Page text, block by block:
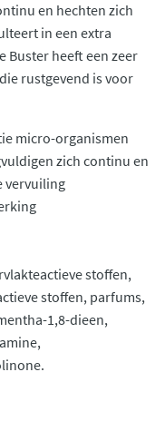
en hechten zich
in een extra
Buster heeft een zeer
rustgevend is voor
micro-organismen
zich continu en
vervuiling
stoffen,
stoffen, parfums,
1,8-dieen,